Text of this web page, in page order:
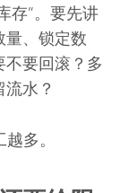
存”。要先讲
、锁定数
要回滚？多
水？
多。